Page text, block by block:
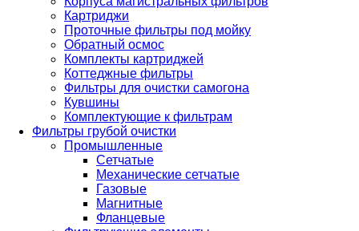
Картриджи
Проточные фильтры под мойку
Обратный осмос
Комплекты картриджей
Коттеджные фильтры
Фильтры для очистки самогона
Кувшины
Комплектующие к фильтрам
Фильтры грубой очистки
Промышленные
Сетчатые
Механические сетчатые
Газовые
Магнитные
Фланцевые